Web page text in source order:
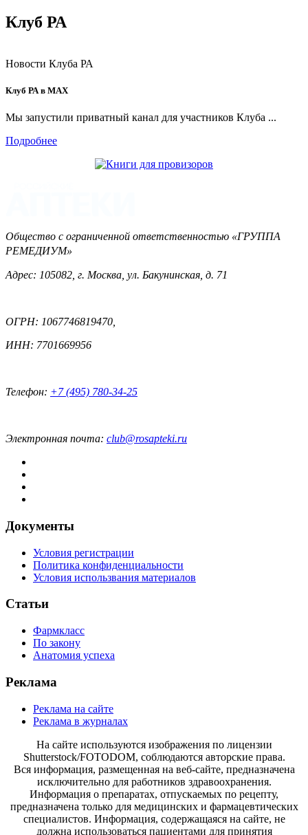
Клуб РА
Новости Клуба РА
Клуб РА в MAX
Мы запустили приватный канал для участников Клуба ...
Подробнее
Общество с ограниченной ответственностью «ГРУППА
РЕМЕДИУМ»
Адрес: 105082, г. Москва, ул. Бакунинская, д. 71
ОГРН: 1067746819470,
ИНН: 7701669956
Телефон: +7 (495) 780-34-25
Электронная почта: club@rosapteki.ru
Документы
Условия регистрации
Политика конфиденциальности
Условия использвания материалов
Статьи
Фармкласс
По закону
Анатомия успеха
Реклама
Реклама на сайте
Реклама в журналах
На сайте используются изображения по лицензии
Shutterstock/FOTODOM, соблюдаются авторские права.
Вся информация, размещенная на веб-сайте, предназначена
исключительно для работников здравоохранения.
Информация о препаратах, отпускаемых по рецепту,
предназначена только для медицинских и фармацевтических
специалистов. Информация, содержащаяся на сайте, не
должна использоваться пациентами для принятия